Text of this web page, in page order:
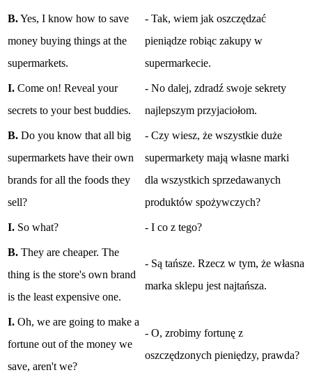
B.Yes, I know how to save
money buying things at the
supermarkets.
- Tak, wiem jak oszczędzać
pieniądze robiąc zakupy w
supermarkecie.
I. Come on! Reveal your
secrets to your best buddies.
- No dalej, zdradź swoje sekrety
najlepszym przyjaciołom.
B. Do you know that all big
supermarkets have their own
brands for all the foods they
sell?
- Czy wiesz, że wszystkie duże
supermarkety mają własne marki
dla wszystkich sprzedawanych
produktów spożywczych?
I. So what? - I co z tego?
B. They are cheaper. The
thing is the store's own brand
is the least expensive one.
- Są tańsze. Rzecz w tym, że własna
marka sklepu jest najtańsza.
I. Oh, we are going to make a
fortune out of the money we
save, aren't we?
- O, zrobimy fortunę z
oszczędzonych pieniędzy, prawda?